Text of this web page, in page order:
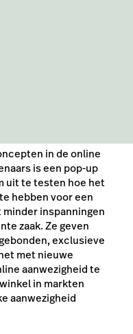
in de online
is een pop-up
uit te testen hoe het
hebben voor een
inspanningen
zaak. Ze geven
exclusieve
met nieuwe
aanwezigheid te
in markten
aanwezigheid